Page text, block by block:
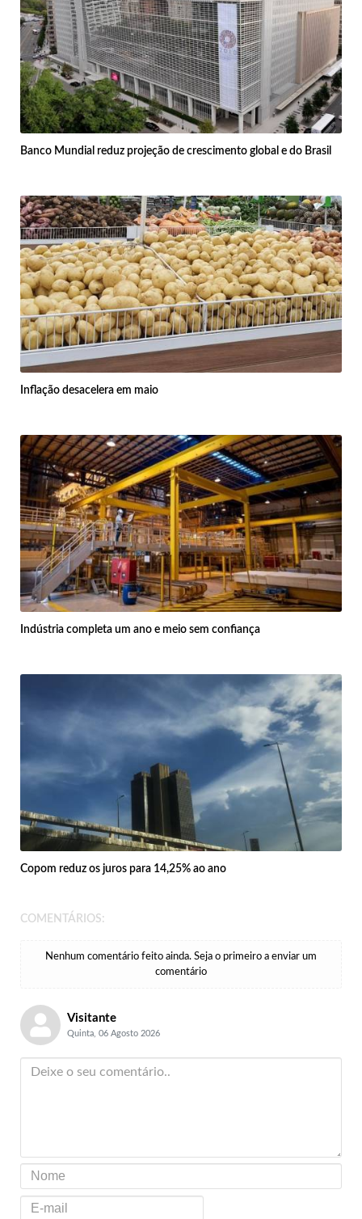
Banco Mundial reduz projeção de crescimento global e do Brasil
Inflação desacelera em maio
Indústria completa um ano e meio sem confiança
Copom reduz os juros para 14,25% ao ano
COMENTÁRIOS:
Nenhum comentário feito ainda. Seja o primeiro a enviar um
comentário
Visitante
Quinta, 06 Agosto 2026